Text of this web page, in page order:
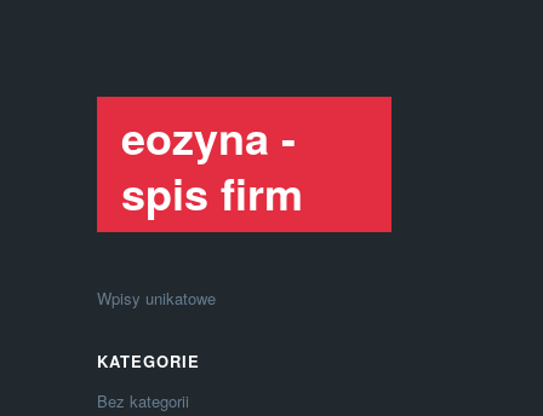
eozyna -
spis firm
Wpisy unikatowe
KATEGORIE
Bez kategorii